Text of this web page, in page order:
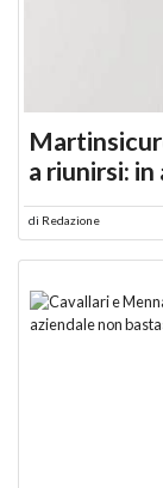
a riunirsi:
di Redazione